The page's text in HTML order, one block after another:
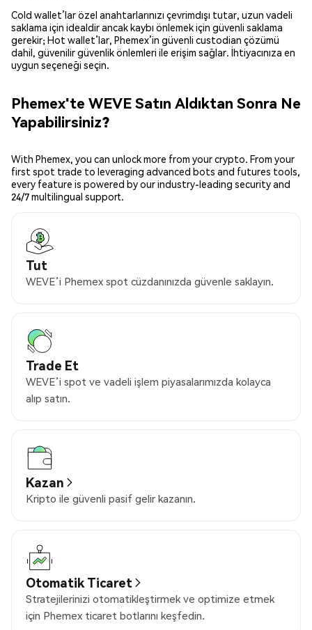
Cold wallet’lar özel anahtarlarınızı çevrimdışı tutar, uzun vadeli
saklama için idealdir ancak kaybı önlemek için güvenli saklama
gerekir; Hot wallet’lar, Phemex’in güvenli custodian çözümü
dahil, güvenilir güvenlik önlemleri ile erişim sağlar. İhtiyacınıza en
uygun seçeneği seçin.
Phemex'te WEVE Satın Aldıktan Sonra Ne
Yapabilirsiniz?
With Phemex, you can unlock more from your crypto. From your
first spot trade to leveraging advanced bots and futures tools,
every feature is powered by our industry-leading security and
24/7 multilingual support.
Tut
WEVE’i Phemex spot cüzdanınızda güvenle saklayın.
Trade Et
WEVE’i spot ve vadeli işlem piyasalarımızda kolayca
alıp satın.
Kazan
Kripto ile güvenli pasif gelir kazanın.
Otomatik Ticaret
Stratejilerinizi otomatikleştirmek ve optimize etmek
için Phemex ticaret botlarını keşfedin.